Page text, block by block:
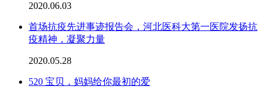
2020.06.03
首场抗疫先进事迹报告会，河北医科大第一医院发扬抗
疫精神，凝聚力量
2020.05.28
520 宝贝，妈妈给你最初的爱